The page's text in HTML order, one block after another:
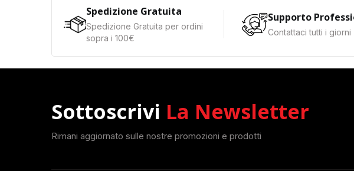
Spedizione Gratuita
Spedizione Gratuita per ordini
sopra i 100€
Supporto
Contattaci tutti i giorni
Sottoscrivi La Newsletter
Rimani aggiornato sulle nostre promozioni e prodotti